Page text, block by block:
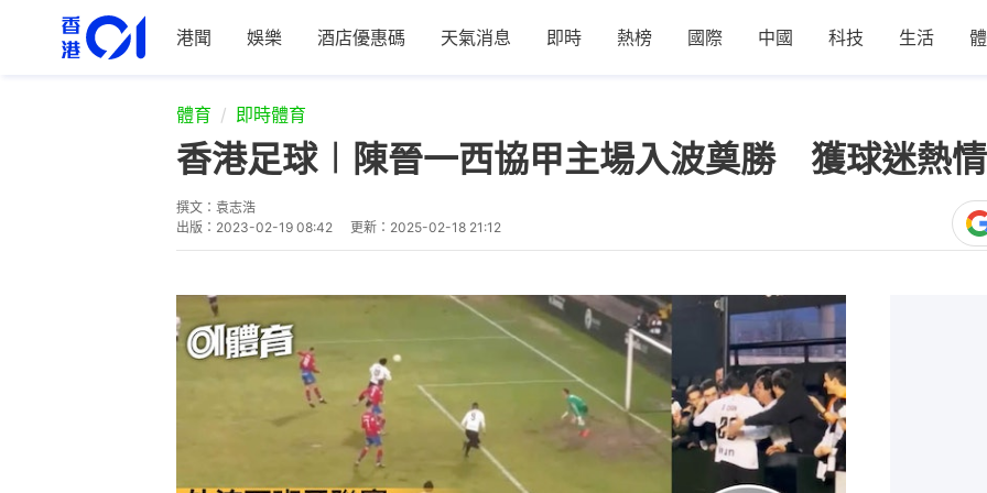
港聞 娛樂 酒店優惠碼 天氣消息 即時 熱榜 國際 中國 科技 生活
體育 即時體育
香港足球︱陳晉一西協甲主場入波奠勝 獲球迷熱
撰文： 袁志浩
出版： 2023-02-19 08:42 更新： 2025-02-18 21:12